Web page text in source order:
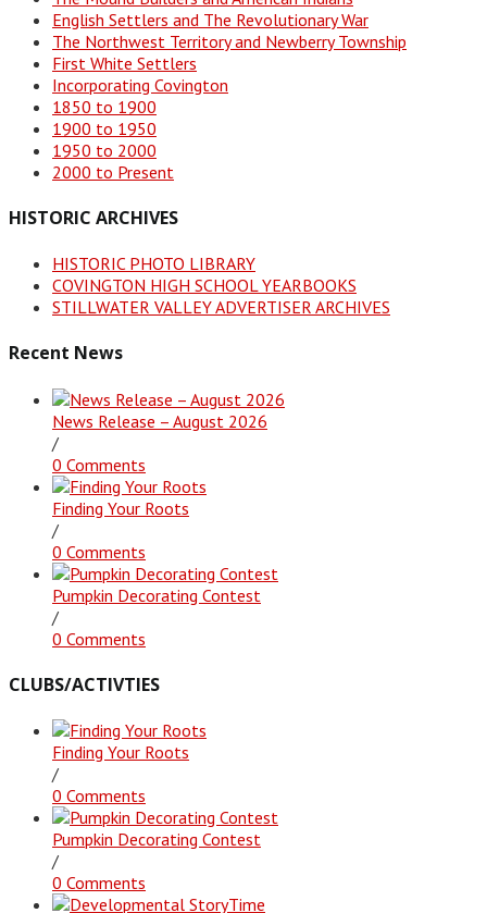
English Settlers and The Revolutionary War
The Northwest Territory and Newberry Township
First White Settlers
Incorporating Covington
1850 to 1900
1900 to 1950
1950 to 2000
2000 to Present
HISTORIC ARCHIVES
HISTORIC PHOTO LIBRARY
COVINGTON HIGH SCHOOL YEARBOOKS
STILLWATER VALLEY ADVERTISER ARCHIVES
Recent News
News Release – August 2026
/
0 Comments
Finding Your Roots
/
0 Comments
Pumpkin Decorating Contest
/
0 Comments
CLUBS/ACTIVTIES
Finding Your Roots
/
0 Comments
Pumpkin Decorating Contest
/
0 Comments